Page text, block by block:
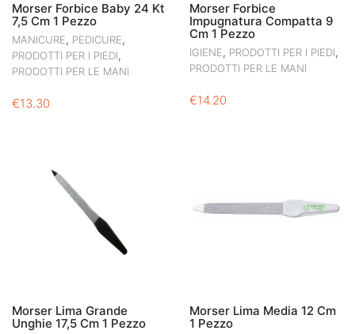
Morser Forbice Baby 24 Kt
7,5 Cm 1 Pezzo
MANICURE, PEDICURE,
PRODOTTI PER I PIEDI,
PRODOTTI PER LE MANI
€13.30
Morser Forbice
Impugnatura Compatta 9
Cm 1 Pezzo
IGIENE, PRODOTTI PER I PIEDI,
PRODOTTI PER LE MANI
€14.20
Morser Lima Grande
Unghie 17,5 Cm 1 Pezzo
Morser Lima Media 12 Cm
1 Pezzo